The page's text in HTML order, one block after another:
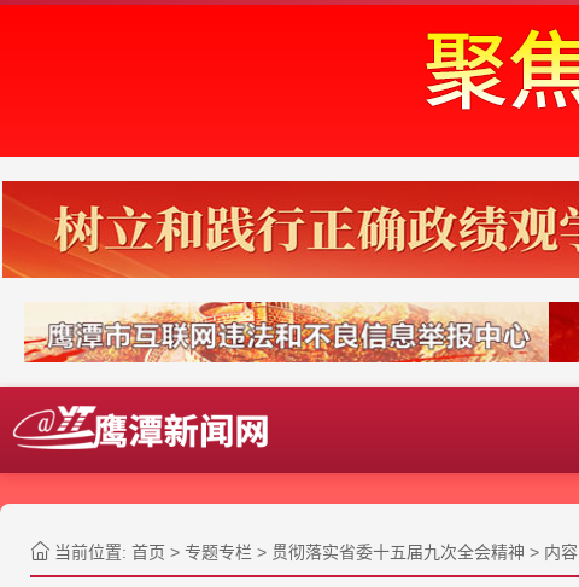
当前位置: 首页 > 专题专栏 > 贯彻落实省委十五届九次全会精神 > 内容